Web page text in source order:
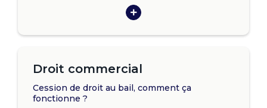
Droit commercial
Cession de droit au bail, comment ça
fonctionne ?